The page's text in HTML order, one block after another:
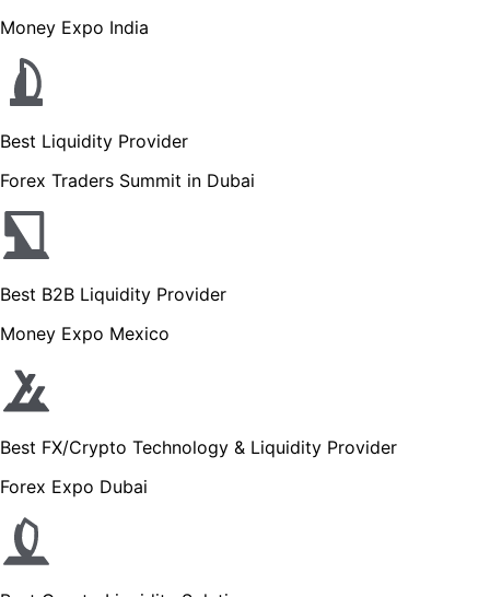
Money Expo India
Best Liquidity Provider
Forex Traders Summit in Dubai
Best B2B Liquidity Provider
Money Expo Mexico
Best FX/Crypto Technology & Liquidity Provider
Forex Expo Dubai